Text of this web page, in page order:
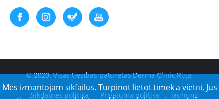
© 2020. Visas tiesības paturētas Derma Clinic Riga.
Sīkdatnes politika Privātuma politika Jaunumi
Mēs izmantojam sīkfailus. Turpinot lietot tīmekļa vietni, Jūs